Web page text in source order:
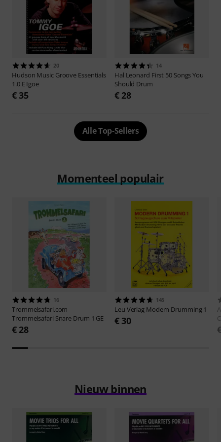
20
Hudson Music Groove Essentials
1.0 E Igoe
€ 35
14
Hal Leonard First 50 Songs You
Should Drum
€ 28
Alle Top-Sellers
Momenteel populair
16
Trommelsafari.com
Trommelsafari Snare Drum 1 GE
€ 28
145
Leu Verlag Modern Drumming 1
€ 30
Nieuw binnen